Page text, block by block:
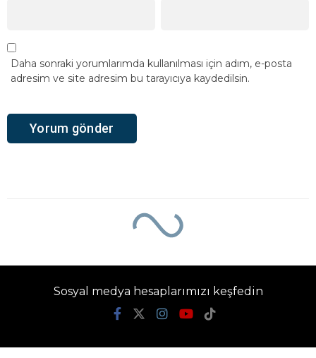
Daha sonraki yorumlarımda kullanılması için adım, e-posta
adresim ve site adresim bu tarayıcıya kaydedilsin.
Kültür Okulları’nın
Kurucusu Fahamettin
Akıngüç hayatını
kaybetti